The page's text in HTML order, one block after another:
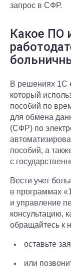
запрос в СФР.
Какое ПО
В решениях 1С
который
пособий по
для обмена
(СФР) по
пособий, а
с
Вести учет
в программах
и управление
консультацию,
обращайтесь к
оставьте
или